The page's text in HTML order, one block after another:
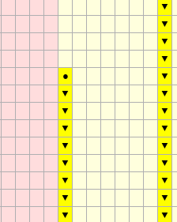
▼
▼
▼
▼
●
▼
▼
▼
▼
▼
▼
▼
▼
▼
▼
▼
▼
▼
▼
▼
▼ ▼